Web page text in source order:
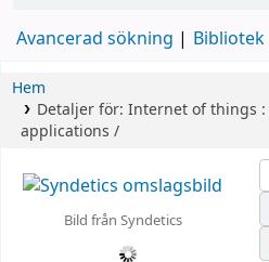
Avancerad sökning Bibliotek
Hem
Detaljer för: Internet of things :
applications /
Bild från Syndetics